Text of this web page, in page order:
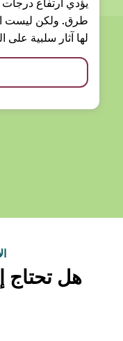
يؤدي ارتفاع درجات
طرق. ولكن ليست
لها آثار سلبية على
هل تحتاج